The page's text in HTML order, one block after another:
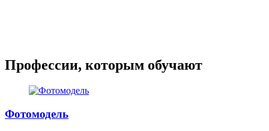
Профессии, которым обучают
Фотомодель